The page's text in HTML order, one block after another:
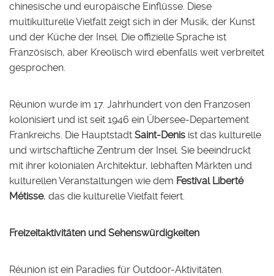
chinesische und europäische Einflüsse. Diese
multikulturelle Vielfalt zeigt sich in der Musik, der Kunst
und der Küche der Insel. Die offizielle Sprache ist
Französisch, aber Kreolisch wird ebenfalls weit verbreitet
gesprochen.
Réunion wurde im 17. Jahrhundert von den Franzosen
kolonisiert und ist seit 1946 ein Übersee-Departement
Frankreichs. Die Hauptstadt Saint-Denis ist das kulturelle
und wirtschaftliche Zentrum der Insel. Sie beeindruckt
mit ihrer kolonialen Architektur, lebhaften Märkten und
kulturellen Veranstaltungen wie dem Festival Liberté
Métisse, das die kulturelle Vielfalt feiert.
Freizeitaktivitäten und Sehenswürdigkeiten
Réunion ist ein Paradies für Outdoor-Aktivitäten.